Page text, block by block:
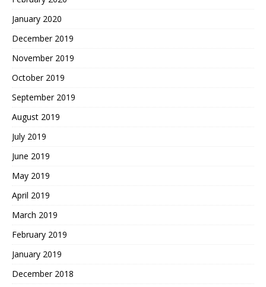
January 2020
December 2019
November 2019
October 2019
September 2019
August 2019
July 2019
June 2019
May 2019
April 2019
March 2019
February 2019
January 2019
December 2018